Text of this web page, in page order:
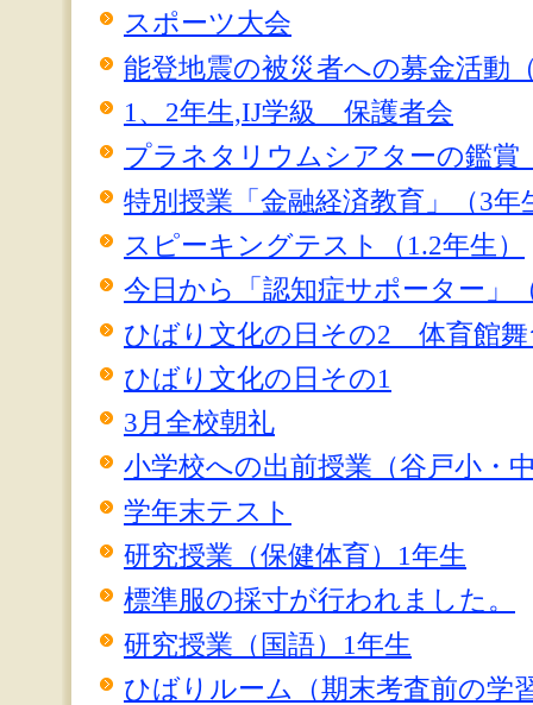
スポーツ大会
能登地震の被災者への募金活動
1、2年生,IJ学級 保護者会
プラネタリウムシアターの鑑賞
特別授業「金融経済教育」（3年
スピーキングテスト（1.2年生）
今日から「認知症サポーター」
ひばり文化の日その2 体育館舞
ひばり文化の日その1
3月全校朝礼
小学校への出前授業（谷戸小・
学年末テスト
研究授業（保健体育）1年生
標準服の採寸が行われました。
研究授業（国語）1年生
ひばりルーム（期末考査前の学